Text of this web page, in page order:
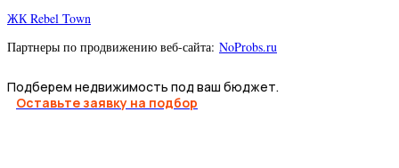
ЖК Rebel Town
Партнеры по продвижению веб-сайта: NoProbs.ru
Подберем недвижимость под ваш бюджет.
Оставьте заявку на подбор